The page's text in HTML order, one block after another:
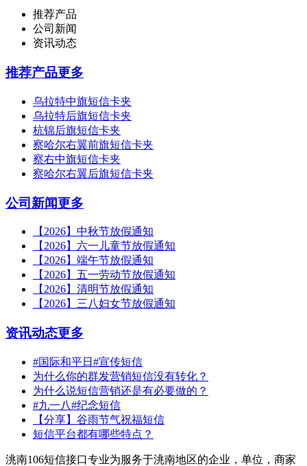
推荐产品
公司新闻
资讯动态
推荐产品更多
乌拉特中旗短信卡夹
乌拉特后旗短信卡夹
杭锦后旗短信卡夹
察哈尔右翼前旗短信卡夹
察右中旗短信卡夹
察哈尔右翼后旗短信卡夹
公司新闻更多
【2026】中秋节放假通知
【2026】六一儿童节放假通知
【2026】端午节放假通知
【2026】五一劳动节放假通知
【2026】清明节放假通知
【2026】三八妇女节放假通知
资讯动态更多
#国际和平日#宣传短信
为什么你的群发营销短信没有转化？
为什么说短信营销还是有必要做的？
#九一八#纪念短信
【分享】谷雨节气祝福短信
短信平台都有哪些特点？
洮南106短信接口专业为服务于洮南地区的企业，单位，商家